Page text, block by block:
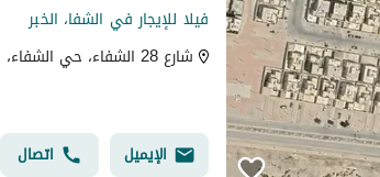
فيلا للإيجار في الشفا، الخبر
شارع 28 الشفاء، حي الشفاء، الخبر
الإيميل اتصال